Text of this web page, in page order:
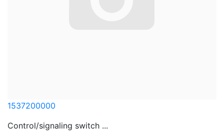
1537200000
Control/signaling switch ...